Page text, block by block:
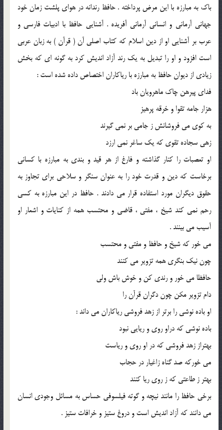
باک به مبارزه با این مرض پرداخته . حافظ رندانه در هوای پلشت زمان خود
جهانی آرمانی و انسانی آرمانی آفریده . آشنایی حافظ با ادبیات فارسی و
عرب بر آشنایی او از دین اسلام که کتاب اصلی آن ( قرآن ) به زبان عربی
است افزود و او را تبدیل به یک رند آزاد اندیش کرد به گونه ای که بخش
زیادی از دیوان حافظ به مبارزه با ریاکاران اختصاص داده شده است :
فدای پیرهن چاک ماهرویان باد
هزار جامه تقوا و خرقه پرهیز
به کوی می فروشانش ز جامی بر نمی گیرند
زهی سجاده تقوی که یک ساغر نمی ارزد
او تعصبات را کنار گذاشته و فارغ از هر قید و بندی به مبارزه با کسانی
برخاست که دین و قدرت خود را به عنوان سنگر و سلاحی برای تجاوز به
حقوق دیگران مورد استفاده قرار می دادند . حافظ در این مبارزه به کسی
رحم نمی کند شیخ ، مفتی ، قاضی و محتسب همه از کنایات و اشعار او
آسیب می بینند .
می خور که شیخ و حافظ و مفتی و محتسب
چون نیک بنگری همه تزویر می کنند
حافظا می خور و رندی کن و خوش باش ولی
دام تزویر مکن چون دگران قرآن را
او باده نوشی را برتر از زهد فروشی ریاکاران می داند :
باده نوشی که دراو روی و ریایی نبود
بهتراز زهد فروشی که در او روی و ریاست
می خورکه صد گناه زاغیار در حجاب
بهتر ز طاعتی که ز روی ریا کنند
برخی حافظ را مانند نیچه و گوته فیلسوفی حساس به مسائل وجودی انسان
می‌ دانند که آزاد اندیش است و دروغ ستیز و خرافات ستیز .